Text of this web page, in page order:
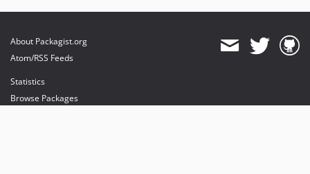
About Packagist.org
Atom/RSS Feeds
Statistics
Browse Packages